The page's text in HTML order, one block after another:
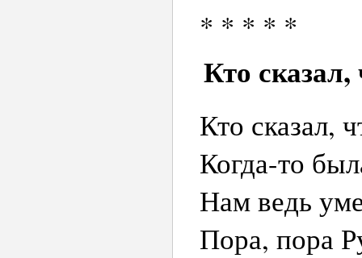
* * * * *
Кто
Кто сказал,
Когда-то
Нам ведь
Пора, пора